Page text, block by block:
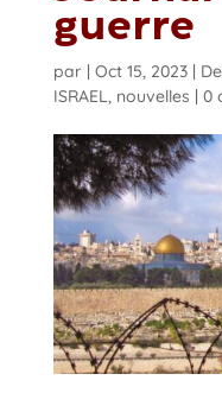
guerre
par Oct 15, 2023|
ISRAEL, nouvelles 0